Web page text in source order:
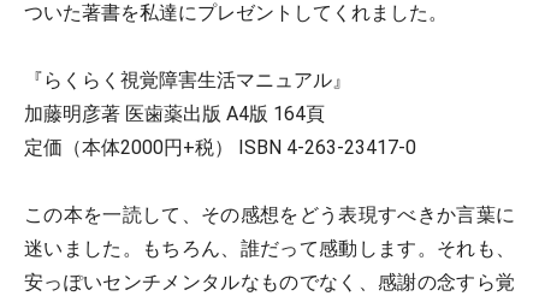
ついた著書を私達にプレゼントしてくれました。
『らくらく視覚障害生活マニュアル』
加藤明彦著 医歯薬出版 A4版 164頁
定価（本体2000円+税） ISBN 4-263-23417-0
この本を一読して、その感想をどう表現すべきか言葉に
迷いました。もちろん、誰だって感動します。それも、
安っぽいセンチメンタルなものでなく、感謝の念すら覚